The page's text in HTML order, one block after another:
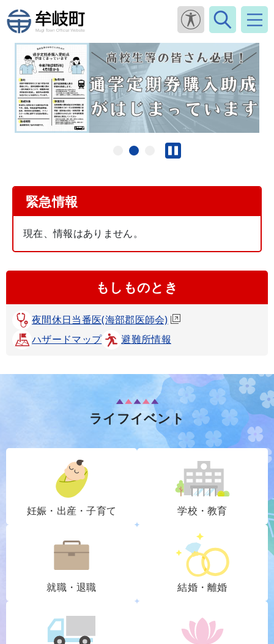
緊急情報
現在、情報はありません。
もしものとき
夜間休日当番医(海部郡医師会)
ハザードマップ
避難所情報
ライフイベント
妊娠・出産・子育て 学校・教育
就職・退職 結婚・離婚